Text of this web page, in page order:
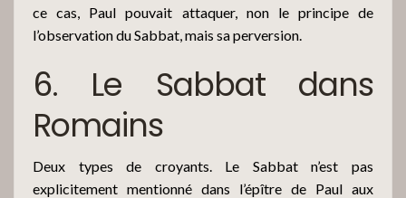
ce cas, Paul pouvait attaquer, non le principe de
l’observation du Sabbat, mais sa perversion.
6. Le Sabbat dans
Romains
Deux types de croyants. Le Sabbat n’est pas
explicitement mentionné dans l’épître de Paul aux